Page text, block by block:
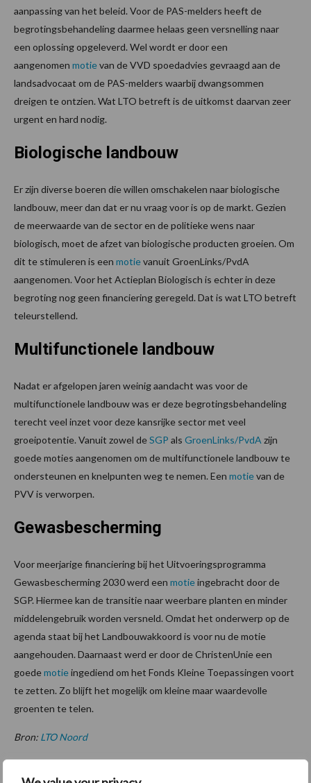
aanpassing van het beleid. Voor de PAS-melders heeft de
begrotingsbehandeling daarmee helaas geen versnelling naar
een oplossing opgeleverd. Wel wordt er door een
aangenomen motievan de VVD spoedadvies gevraagd aan de
landsadvocaat om de PAS-melders waarbij dwangsommen
dreigen te ontzien. Wat LTO betreft is de uitkomst daarvan zeer
urgent en hard nodig.
Biologische landbouw
Er zijn diverse boeren die willen omschakelen naar biologische
landbouw, meer dan dat er nu vraag voor is op de markt. Gezien
de meerwaarde van de sector en de politieke wens naar
biologisch, moet de afzet van biologische producten groeien. Om
dit te stimuleren is een motievanuit GroenLinks/PvdA
aangenomen. Voor het Actieplan Biologisch is echter in deze
begroting nog geen financiering geregeld. Dat is wat LTO betreft
teleurstellend.
Multifunctionele landbouw
Nadat er afgelopen jaren weinig aandacht was voor de
multifunctionele landbouw was er deze begrotingsbehandeling
terecht veel inzet voor deze kansrijke sector met veel
groeipotentie. Vanuit zowel deSGP als GroenLinks/PvdA zijn
goede moties aangenomen om de multifunctionele landbouw te
ondersteunen en knelpunten weg te nemen. Een motievan de
PVV is verworpen.
Gewasbescherming
Voor meerjarige financiering bij het Uitvoeringsprogramma
Gewasbescherming 2030 werd een motieingebracht door de
SGP. Hiermee kan de transitie naar weerbare planten en minder
middelengebruik worden versneld. Omdat het onderwerp op de
agenda staat bij het Landbouwakkoord is voor nu de motie
aangehouden. Daarnaast werd er door de ChristenUnie een
goedemotieingediend om het Fonds Kleine Toepassingen voort
te zetten. Zo blijft het mogelijk om kleine maar waardevolle
groenten te telen.
Bron: LTO Noord